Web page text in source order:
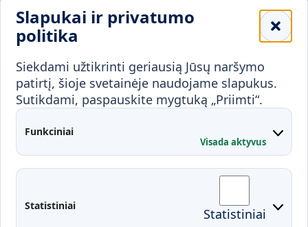
Slapukai ir privatumo
politika
Siekdami užtikrinti geriausią Jūsų naršymo
patirtį, šioje svetainėje naudojame slapukus.
Sutikdami, paspauskite mygtuką „Priimti“.
Funkciniai
Visada aktyvus
Statistiniai Statistiniai
Mokykloms
Visuomenei ir verslui
Mokymai ir konsultavimas
Partnerystės
Karjera
Kontaktai
Administracija
Fakultetai
Studentų atstovybė